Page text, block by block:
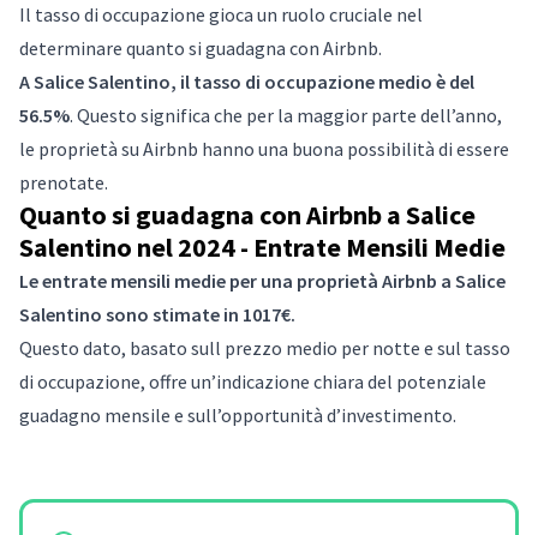
Il tasso di occupazione gioca un ruolo cruciale nel
determinare quanto si guadagna con Airbnb.
A Salice Salentino, il tasso di occupazione medio è del
56.5%. Questo significa che per la maggior parte dell’anno,
le proprietà su Airbnb hanno una buona possibilità di essere
prenotate.
Quanto si guadagna con Airbnb a Salice
Salentino nel 2024 - Entrate Mensili Medie
Le entrate mensili medie per una proprietà Airbnb a Salice
Salentino sono stimate in 1017€.
Questo dato, basato sull prezzo medio per notte e sul tasso
di occupazione, offre un’indicazione chiara del potenziale
guadagno mensile e sull’opportunità d’investimento.